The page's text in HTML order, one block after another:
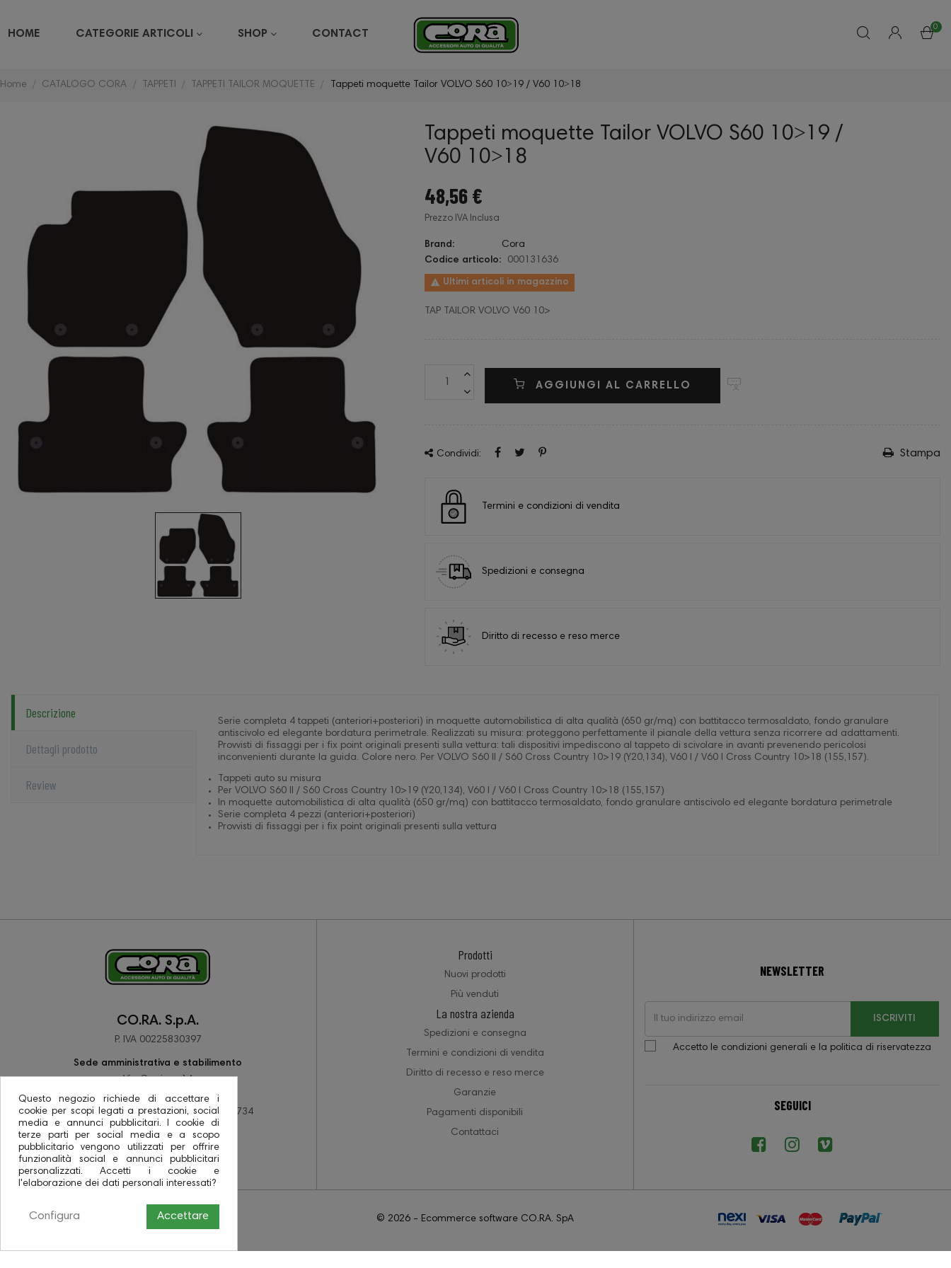
HOME CATEGORIE ARTICOLI SHOP CONTACT
0
Home CATALOGO CORA TAPPETI TAPPETI TAILOR MOQUETTE Tappeti moquette Tailor VOLVO S60 10˃19 / V60 10˃18
Tappeti moquette Tailor VOLVO S60 10˃19 /
V60 10˃18
48,56 €
Prezzo IVA Inclusa
Brand:
Cora
Codice articolo:
000131636
 Ultimi articoli in magazzino
TAP TAILOR VOLVO V60 10>
AGGIUNGI AL CARRELLO
Condividi: Stampa
Termini e condizioni di vendita
Spedizioni e consegna
Diritto di recesso e reso merce
Descrizione
Dettagli prodotto
Review
Serie completa 4 tappeti (anteriori+posteriori) in moquette automobilistica di alta qualità (650 gr/mq) con battitacco termosaldato, fondo granulare
antiscivolo ed elegante bordatura perimetrale. Realizzati su misura: proteggono perfettamente il pianale della vettura senza ricorrere ad adattamenti.
Provvisti di fissaggi per i fix point originali presenti sulla vettura: tali dispositivi impediscono al tappeto di scivolare in avanti prevenendo pericolosi
inconvenienti durante la guida. Colore nero. Per VOLVO S60 II / S60 Cross Country 10>19 (Y20,134), V60 I / V60 I Cross Country 10>18 (155,157).
Tappeti auto su misura
Per VOLVO S60 II / S60 Cross Country 10>19 (Y20,134), V60 I / V60 I Cross Country 10>18 (155,157)
In moquette automobilistica di alta qualità (650 gr/mq) con battitacco termosaldato, fondo granulare antiscivolo ed elegante bordatura perimetrale
Serie completa 4 pezzi (anteriori+posteriori)
Provvisti di fissaggi per i fix point originali presenti sulla vettura
CO.RA. S.p.A.
P. IVA 00225830397
Sede amministrativa e stabilimento
Via Corriera 14
48033 Barbiano di Cotignola (RA)
tel +39 0545 78137 - fax +39 0545 78734
PEC coraspa@pec.it
Prodotti
Nuovi prodotti
Più venduti
La nostra azienda
Spedizioni e consegna
Termini e condizioni di vendita
Diritto di recesso e reso merce
Garanzie
Pagamenti disponibili
Contattaci
NEWSLETTER
ISCRIVITI
Accetto le condizioni generali e la politica di riservatezza
SEGUICI
© 2026 - Ecommerce software CO.RA. SpA
Questo negozio richiede di accettare i
cookie per scopi legati a prestazioni, social
media e annunci pubblicitari. I cookie di
terze parti per social media e a scopo
pubblicitario vengono utilizzati per offrire
funzionalità social e annunci pubblicitari
personalizzati. Accetti i cookie e
l'elaborazione dei dati personali interessati?
Accettare
Configura